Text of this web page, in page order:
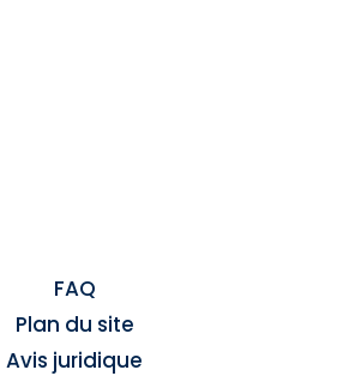
FAQ
Plan du site
Avis juridique